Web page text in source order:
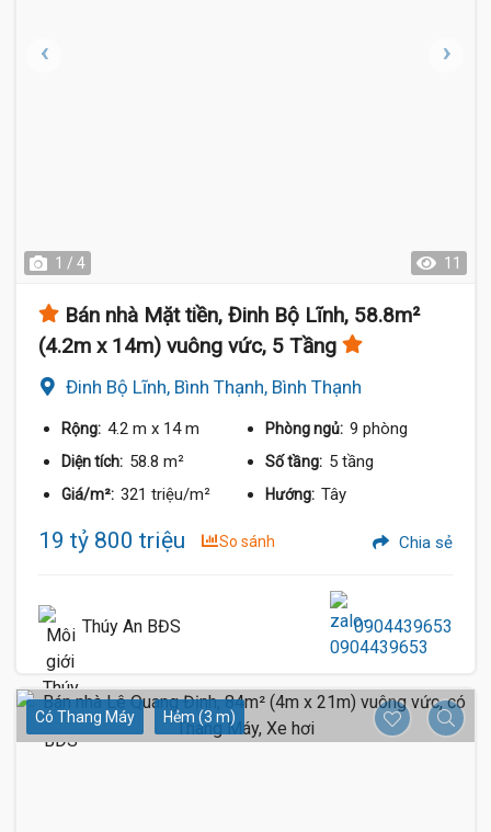
1 / 4 11
Bán nhà Mặt tiền, Đinh Bộ Lĩnh, 58.8m²
(4.2m x 14m) vuông vức, 5 Tầng
Đinh Bộ Lĩnh, Bình Thạnh, Bình Thạnh
Rộng: 4.2 m x 14 m Phòng ngủ: 9 phòng
Diện tích: 58.8 m² Số tầng: 5 tầng
Giá/m²: 321 triệu/m² Hướng: Tây
19 tỷ 800 triệu So sánh Chia sẻ
Thúy An BĐS 0904439653
Có Thang Máy Hẻm (3 m)